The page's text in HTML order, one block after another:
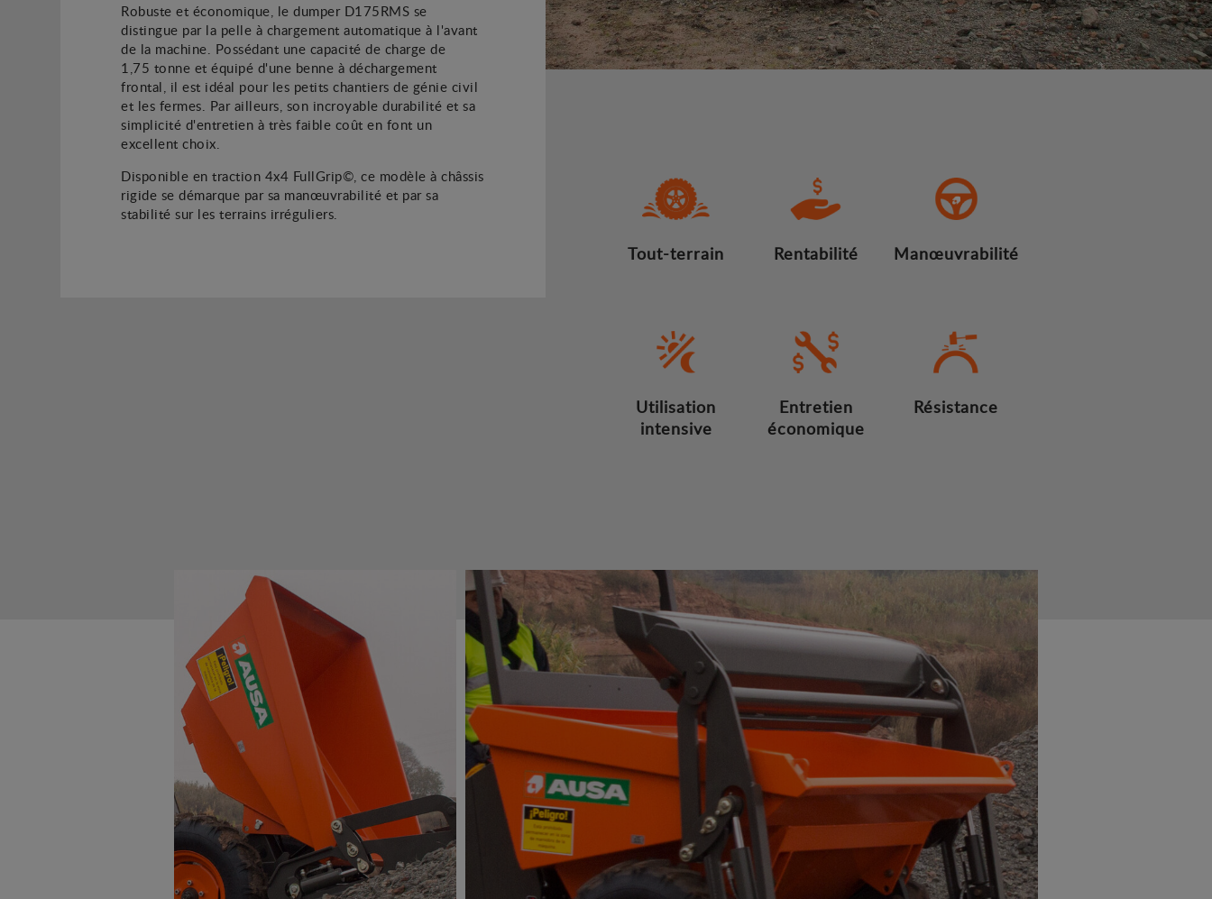
Robuste et économique, le dumper D175RMS se
distingue par la pelle à chargement automatique à l'avant
de la machine. Possédant une capacité de charge de
1,75 tonne et équipé d'une benne à déchargement
frontal, il est idéal pour les petits chantiers de génie civil
et les fermes. Par ailleurs, son incroyable durabilité et sa
simplicité d'entretien à très faible coût en font un
excellent choix.
Disponible en traction 4x4 FullGrip©, ce modèle à châssis
rigide se démarque par sa manœuvrabilité et par sa
stabilité sur les terrains irréguliers.
Tout-terrain Rentabilité Manœuvrabilité
Utilisation
intensive
Entretien
économique
Résistance